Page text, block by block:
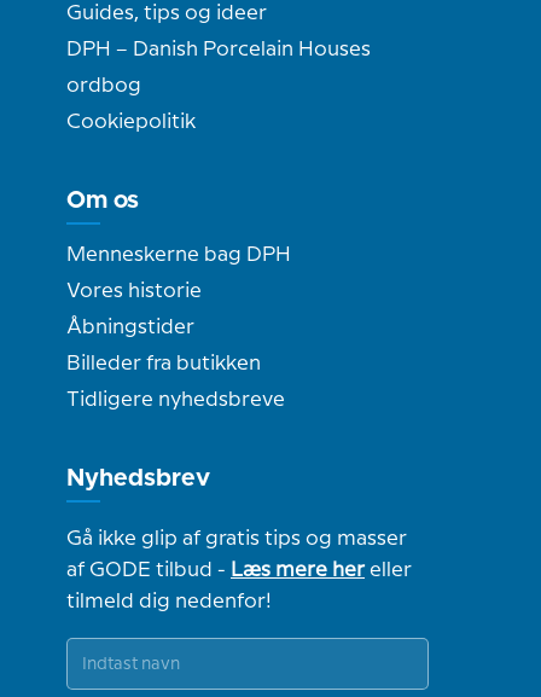
Guides, tips og ideer
DPH – Danish Porcelain Houses
ordbog
Cookiepolitik
Om os
Menneskerne bag DPH
Vores historie
Åbningstider
Billeder fra butikken
Tidligere nyhedsbreve
Nyhedsbrev
Gå ikke glip af gratis tips og masser
af GODE tilbud - Læs mere hereller
tilmeld dig nedenfor!